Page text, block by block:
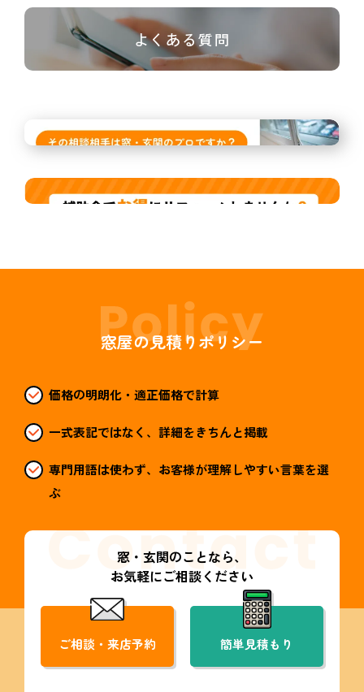
よくある質問
窓屋の見積りポリシー
価格の明朗化・適正価格で計算
一式表記ではなく、詳細をきちんと掲載
専門用語は使わず、お客様が理解しやすい言葉を選
ぶ
窓・玄関のことなら、
お気軽にご相談ください
ご相談・来店予約 簡単見積もり